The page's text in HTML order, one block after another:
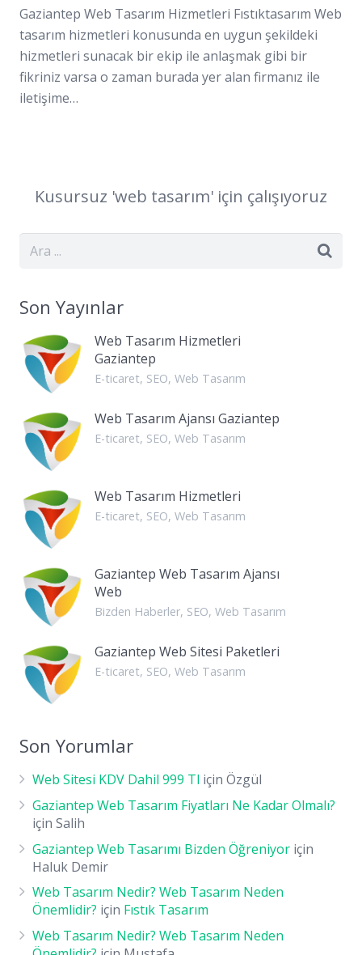
Gaziantep Web Tasarım Hizmetleri Fıstıktasarım Web
tasarım hizmetleri konusunda en uygun şekildeki
hizmetleri sunacak bir ekip ile anlaşmak gibi bir
fikriniz varsa o zaman burada yer alan firmanız ile
iletişime…
Kusursuz 'web tasarım' için çalışıyoruz
Son Yayınlar
Web Tasarım Hizmetleri
Gaziantep
E-ticaret, SEO, Web Tasarım
Web Tasarım Ajansı Gaziantep
E-ticaret, SEO, Web Tasarım
Web Tasarım Hizmetleri
E-ticaret, SEO, Web Tasarım
Gaziantep Web Tasarım Ajansı
Web
Bizden Haberler, SEO, Web Tasarım
Gaziantep Web Sitesi Paketleri
E-ticaret, SEO, Web Tasarım
Son Yorumlar
Web Sitesi KDV Dahil 999 Tl için Özgül
Gaziantep Web Tasarım Fiyatları Ne Kadar Olmalı?
için Salih
Gaziantep Web Tasarımı Bizden Öğreniyor için
Haluk Demir
Web Tasarım Nedir? Web Tasarım Neden
Önemlidir? için Fıstık Tasarım
Web Tasarım Nedir? Web Tasarım Neden